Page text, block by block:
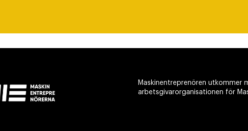
Maskinentreprenören utkommer
arbetsgivarorganisationen för